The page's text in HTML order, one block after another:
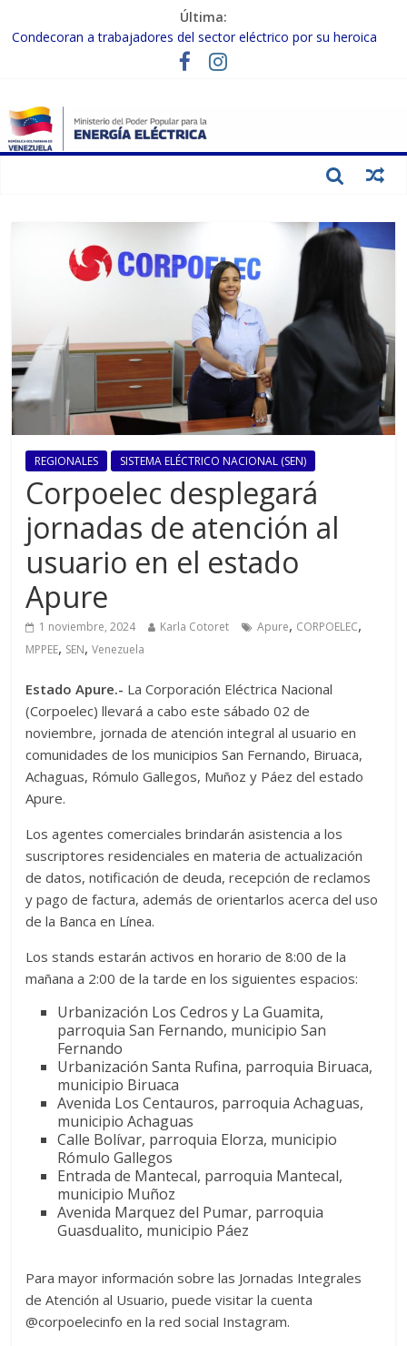
Última:
Condecoran a trabajadores del sector eléctrico por su heroica
labor tras el doble sismo del 24-J
Gobierno Nacional coordina acciones con el sector privado para
Inspeccionan trabajos de rehabilitación en instalaciones del SEN
en Carabobo
Gobierno Nacional activa plan preventivo para fortalecer el SEN
REGIONALES SISTEMA ELÉCTRICO NACIONAL (SEN)
Corpoelec desplegará
jornadas de atención al
usuario en el estado
Apure
1 noviembre, 2024 Karla Cotoret Apure, CORPOELEC,
MPPEE, SEN,Venezuela
Estado Apure.- La Corporación Eléctrica Nacional
(Corpoelec) llevará a cabo este sábado 02 de
noviembre, jornada de atención integral al usuario en
comunidades de los municipios San Fernando, Biruaca,
Achaguas, Rómulo Gallegos, Muñoz y Páez del estado
Apure.
Los agentes comerciales brindarán asistencia a los
suscriptores residenciales en materia de actualización
de datos, notificación de deuda, recepción de reclamos
y pago de factura, además de orientarlos acerca del uso
de la Banca en Línea.
Los stands estarán activos en horario de 8:00 de la
mañana a 2:00 de la tarde en los siguientes espacios:
Urbanización Los Cedros y La Guamita,
parroquia San Fernando, municipio San
Fernando
Urbanización Santa Rufina, parroquia Biruaca,
municipio Biruaca
Avenida Los Centauros, parroquia Achaguas,
municipio Achaguas
Calle Bolívar, parroquia Elorza, municipio
Rómulo Gallegos
Entrada de Mantecal, parroquia Mantecal,
municipio Muñoz
Avenida Marquez del Pumar, parroquia
Guasdualito, municipio Páez
Para mayor información sobre las Jornadas Integrales
de Atención al Usuario, puede visitar la cuenta
@corpoelecinfo en la red social Instagram.